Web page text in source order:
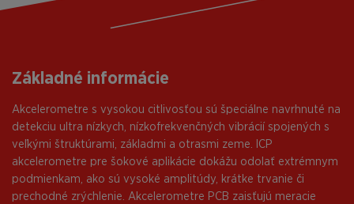
Základné informácie
Akcelerometre s vysokou citlivosťou sú špeciálne navrhnuté na
detekciu ultra nízkych, nízkofrekvenčných vibrácií spojených s
veľkými štruktúrami, základmi a otrasmi zeme. ICP
akcelerometre pre šokové aplikácie dokážu odolať extrémnym
podmienkam, ako sú vysoké amplitúdy, krátke trvanie či
prechodné zrýchlenie. Akcelerometre PCB zaisťujú meracie